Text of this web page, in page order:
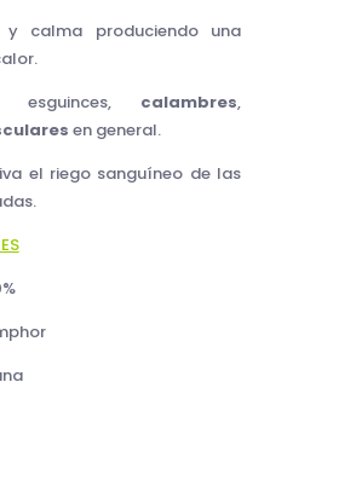
y calma produciendo una
esguinces, calambres,
en general.
el riego sanguíneo de las